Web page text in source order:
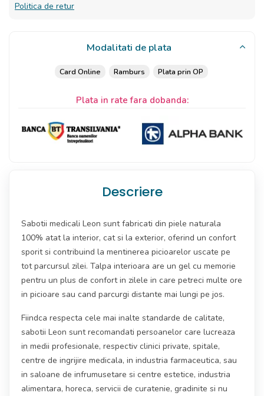
Politica de retur
Modalitati de plata
Card Online Ramburs Plata prin OP
Plata in rate fara dobanda:
Descriere
Sabotii medicali Leon sunt fabricati din piele naturala
100% atat la interior, cat si la exterior, oferind un confort
sporit si contribuind la mentinerea picioarelor uscate pe
tot parcursul zilei. Talpa interioara are un gel cu memorie
pentru un plus de confort in zilele in care petreci multe ore
in picioare sau cand parcurgi distante mai lungi pe jos.
Fiindca respecta cele mai inalte standarde de calitate,
sabotii Leon sunt recomandati persoanelor care lucreaza
in medii profesionale, respectiv clinici private, spitale,
centre de ingrijire medicala, in industria farmaceutica, sau
in saloane de infrumusetare si centre estetice, industria
alimentara, horeca, servicii de curatenie, gradinite si nu